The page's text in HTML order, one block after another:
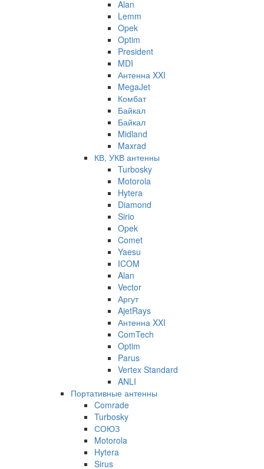
Alan
Lemm
Opek
Optim
President
MDI
Антенна XXI
MegaJet
Комбат
Байкал
Байкал
Midland
Maxrad
КВ, УКВ антенны
Turbosky
Motorola
Hytera
Diamond
Sirio
Opek
Comet
Yaesu
ICOM
Alan
Vector
Аргут
AjetRays
Антенна XXI
ComTech
Optim
Parus
Vertex Standard
ANLI
Портативные антенны
Comrade
Turbosky
СОЮЗ
Motorola
Hytera
Sirus